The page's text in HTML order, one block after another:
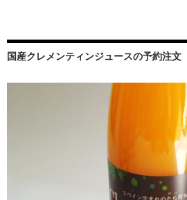
国産クレメンティンジュースの予約注文